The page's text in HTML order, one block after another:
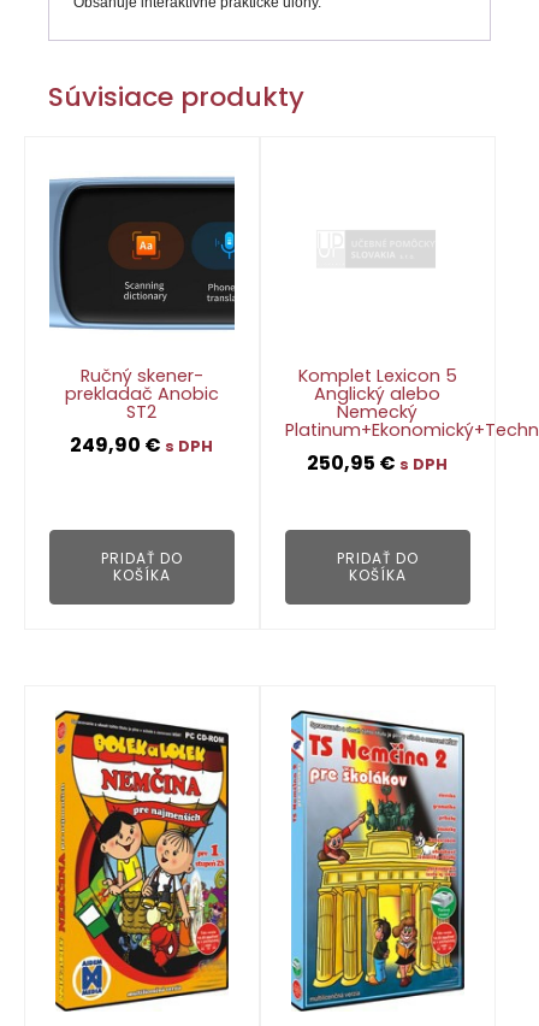
Súvisiace produkty
Ručný skener-
prekladač Anobic
ST2
249,90 € s DPH
PRIDAŤ DO
KOŠÍKA
Komplet Lexicon 5
Anglický alebo
Nemecký
250,95 € s DPH
PRIDAŤ DO
KOŠÍKA